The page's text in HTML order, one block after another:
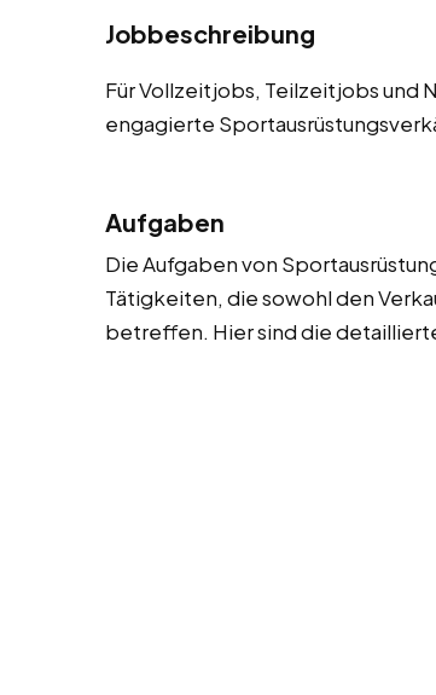
Jobbeschreibung
Für Vollzeitjobs, Teilzeitjobs und
engagierte
Aufgaben
Die Aufgaben von
Tätigkeiten, die sowohl den
betreffen. Hier sind die